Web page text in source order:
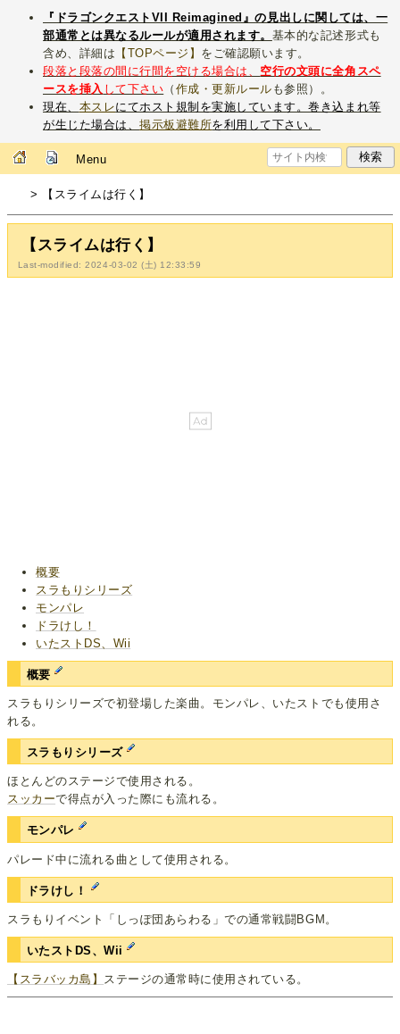
『ドラゴンクエストVII Reimagined』の見出しに関しては、一
部通常とは異なるルールが適用されます。 基本的な記述形式も
含め、詳細は 【TOPページ】 をご確認願います。
段落と段落の間に行間を空ける場合は、 空行の文頭に全角スペ
ースを挿入 して下さい （ 作成・更新ルール も参照）。
現在、 本スレにてホスト規制を実施しています。巻き込まれ等
が生じた場合は、掲示板避難所を利用して下さい。
Menu
> 【スライムは行く】
【スライムは行く】
Last-modified: 2024-03-02 (土) 12:33:59
概要
スラもりシリーズ
モンパレ
ドラけし！
いたストDS、Wii
概要
スラもりシリーズで初登場した楽曲。モンパレ、いたストでも使用さ
れる。
スラもりシリーズ
ほとんどのステージで使用される。
スッカーで得点が入った際にも流れる。
モンパレ
パレード中に流れる曲として使用される。
ドラけし！
スラもりイベント「しっぽ団あらわる」での通常戦闘BGM。
いたストDS、Wii
【スラバッカ島】 ステージの通常時に使用されている。